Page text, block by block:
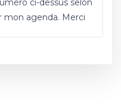
ci-dessus selon
mon agenda. Merci